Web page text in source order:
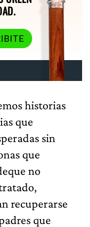
historias
que
sin
que
no
recuperarse
que